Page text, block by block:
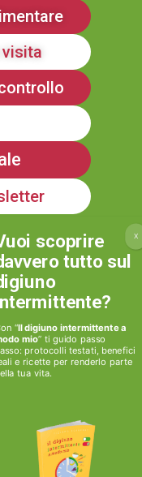
come i cookie per
dispositivo. Il consenso a
come il comportamento di
o ritirare il consenso
e funzioni.
“Il digiuno intermittente a
mio” ti guido passo
protocolli testati, benefici
e ricette per renderlo parte
tua vita.